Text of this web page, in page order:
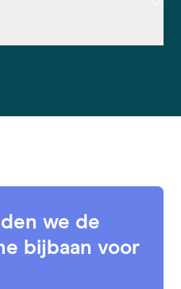
we de
bijbaan voor